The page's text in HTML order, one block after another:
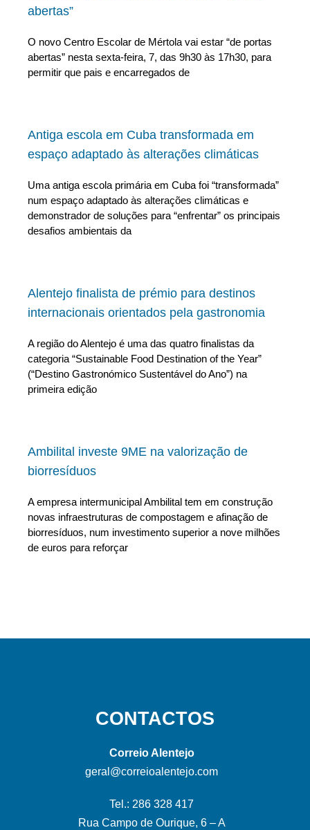
abertas”
O novo Centro Escolar de Mértola vai estar “de portas
abertas” nesta sexta-feira, 7, das 9h30 às 17h30, para
permitir que pais e encarregados de
Antiga escola em Cuba transformada em
espaço adaptado às alterações climáticas
Uma antiga escola primária em Cuba foi “transformada”
num espaço adaptado às alterações climáticas e
demonstrador de soluções para “enfrentar” os principais
desafios ambientais da
Alentejo finalista de prémio para destinos
internacionais orientados pela gastronomia
A região do Alentejo é uma das quatro finalistas da
categoria “Sustainable Food Destination of the Year”
(“Destino Gastronómico Sustentável do Ano”) na
primeira edição
Ambilital investe 9ME na valorização de
biorresíduos
A empresa intermunicipal Ambilital tem em construção
novas infraestruturas de compostagem e afinação de
biorresíduos, num investimento superior a nove milhões
de euros para reforçar
CONTACTOS
Correio Alentejo
geral@correioalentejo.com
Tel.: 286 328 417
Rua Campo de Ourique, 6 – A